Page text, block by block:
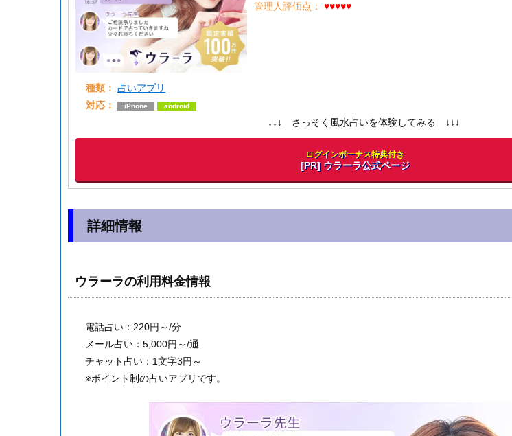
管理人評価点： ♥♥♥♥♥
種類： 占いアプリ
対応：
iPhone android
↓↓↓ さっそく風水占いを体験してみる ↓↓↓
ログインボーナス特典付き
[PR] ウラーラ公式ページ
詳細情報
ウラーラの利用料金情報
電話占い：220円～/分
メール占い：5,000円～/通
チャット占い：1文字3円～
※ポイント制の占いアプリです。